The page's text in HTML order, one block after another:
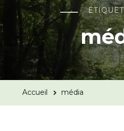
Accueil média